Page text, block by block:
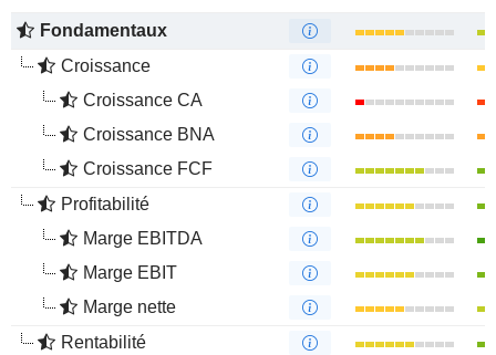
Fondamentaux
Croissance
Croissance CA
Croissance BNA
Croissance FCF
Profitabilité
Marge EBITDA
Marge EBIT
Marge nette
Rentabilité